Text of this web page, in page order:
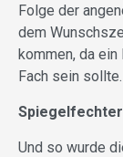
Folge der
dem
kommen, da ein
Fach sein sollte.
Und so wurde